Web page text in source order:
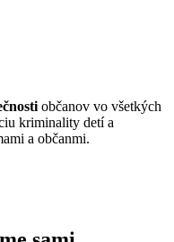
občanov vo všetkých
kriminality detí a
a občanmi.